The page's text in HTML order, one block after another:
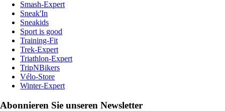
Smash-Expert
Sneak'In
Sneakids
Sport is good
Training-Fit
Trek-Expert
Triathlon-Expert
TripNBikers
Vélo-Store
Winter-Expert
Abonnieren Sie unseren Newsletter